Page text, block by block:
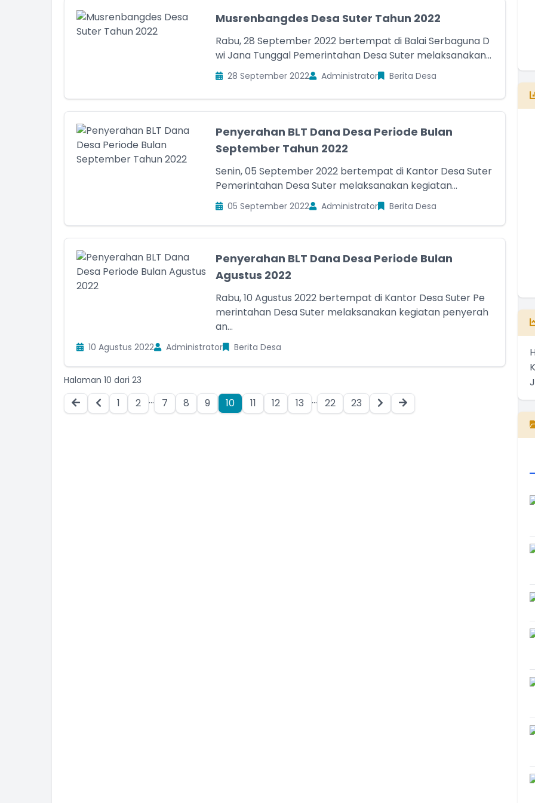
Musrenbangdes Desa Suter Tahun 2022
Rabu, 28 September 2022 bertempat di Balai Serbaguna D
wi Jana Tunggal Pemerintahan Desa Suter melaksanakan...
28 September 2022 Administrator Berita Desa
Penyerahan BLT Dana Desa Periode Bulan
September Tahun 2022
Senin, 05 September 2022 bertempat di Kantor Desa Suter
Pemerintahan Desa Suter melaksanakan kegiatan...
05 September 2022 Administrator Berita Desa
Penyerahan BLT Dana Desa Periode Bulan
Agustus 2022
Rabu, 10 Agustus 2022 bertempat di Kantor Desa Suter Pe
merintahan Desa Suter melaksanakan kegiatan penyerah
an...
10 Agustus 2022 Administrator Berita Desa
Halaman 10 dari 23
1 2 ... 7 8 9 10 11 12 13 ... 22 23